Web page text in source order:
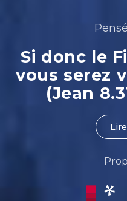
Si donc le
vous serez
(Jean